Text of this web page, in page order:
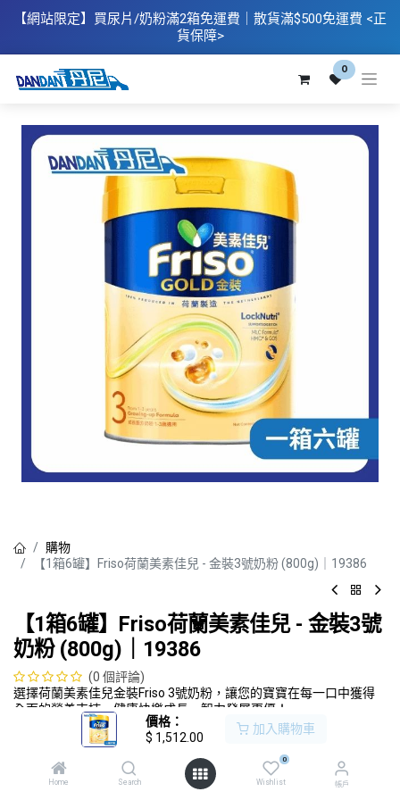
價格：
$ 1,512.00
加入購物車
Home Search
0
Wishlist 帳戶
【網站限定】 買尿片/奶粉滿2箱免運費｜散​貨滿$500免運費 <正
貨保障>
0
購物
【1箱6罐】Friso荷蘭美素佳兒 - 金裝3號奶粉 (800g)｜19386
【1箱6罐】Friso荷蘭美素佳兒 - 金裝3號
奶粉 (800g)｜19386
(0 個評論)
選擇荷蘭美素佳兒金裝Friso 3號奶粉，讓您的寶寶在每一口中獲得
全面的營養支持，健康快樂成長，智力發展更優！
1,512.00
加入購物車